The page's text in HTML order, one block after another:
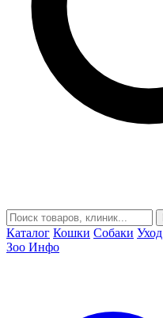
Каталог Кошки Собаки Уход
Зоо Инфо